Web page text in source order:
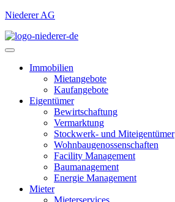
Niederer AG
Immobilien
Mietangebote
Kaufangebote
Eigentümer
Bewirtschaftung
Vermarktung
Stockwerk- und Miteigentümer
Wohnbaugenossenschaften
Facility Management
Baumanagement
Energie Management
Mieter
Mieterservices